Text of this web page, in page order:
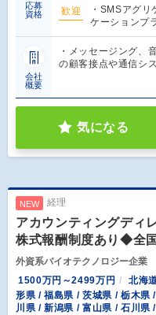
応募
資格
歓迎
・SMSアグ
ケーションプ
会社
概要
・メッセージング、
の顧客接点や通信シ
気になる
NEW 経理
アカウンティングディ
株式報酬制度あり◆全
外資系バイオテクノロジー企業
1500万円～2499万円
北海
形県 / 福島県 / 茨城県 / 栃木県
川県 / 新潟県 / 富山県 / 石川県